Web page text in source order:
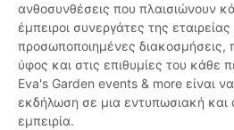
ανθοσυνθέσεις που πλαισιώνουν
έμπειροι συνεργάτες της
προσωποποιημένες
ύφος και στις επιθυμίες του κάθε
Eva's Garden events & more είναι
εκδήλωση σε μια εντυπωσιακή και
εμπειρία.